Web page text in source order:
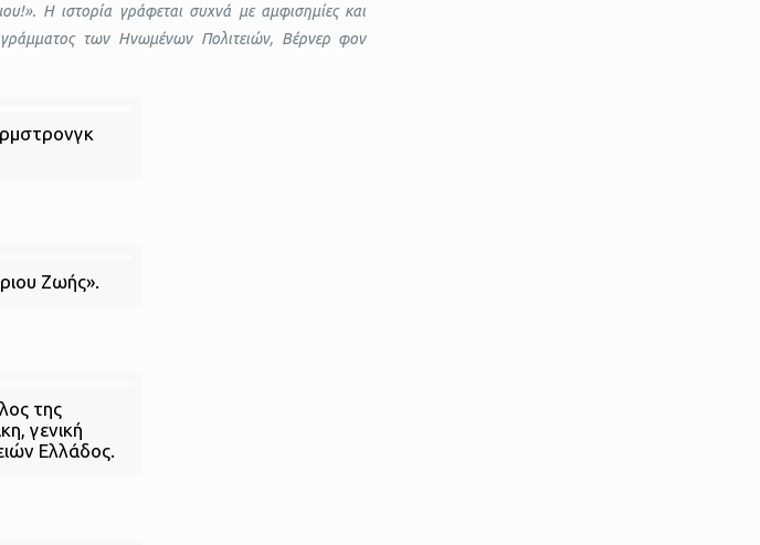
Η ιστορία γράφεται συχνά με αμφισημίες και
των Ηνωμένων Πολιτειών, Βέρνερ φον
Ζωής».
της
γενική
Ελλάδος.